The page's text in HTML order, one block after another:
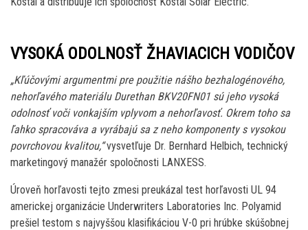
VYSOKÁ ODOLNOSŤ ŽHAVIACICH VODIČOV
„Kľúčovými argumentmi pre použitie nášho bezhalogénového,
nehorľavého materiálu Durethan BKV20FN01 sú jeho vysoká
odolnosť voči vonkajším vplyvom a nehorľavosť. Okrem toho sa
ľahko spracováva a vyrábajú sa z neho komponenty s vysokou
povrchovou kvalitou,“vysvetľuje Dr. Bernhard Helbich, technický
marketingový manažér spoločnosti LANXESS.
Úroveň horľavosti tejto zmesi preukázal test horľavosti UL 94
americkej organizácie Underwriters Laboratories Inc. Polyamid
prešiel testom s najvyššou klasifikáciou V-0 pri hrúbke skúšobnej